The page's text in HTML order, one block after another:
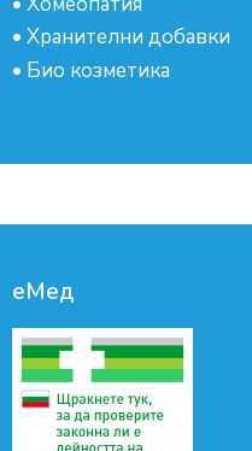
• Хранителни добавки
• Био козметика
еМед